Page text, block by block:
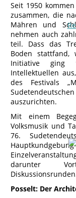
Seit 1950
zusammen, die
Mähren und
nehmen auch
teil. Dass das
Boden stattfand,
Initiative ging
Intellektuellen
des Festivals
auszurichten.
Mit einem
Volksmusik und
76.
darunter
Posselt: Der